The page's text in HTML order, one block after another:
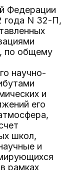
Федерации
года N 32-П,
по общему
научно-
и
его
школ,
и
рамках